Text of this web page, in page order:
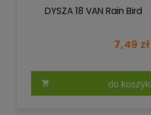
DYSZA 18 VAN Rain Bird
7,49 zł
do